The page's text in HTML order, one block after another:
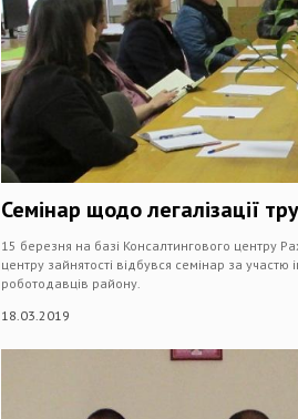
Семінар щодо легалізації
15 березня на базі Консалтингового центру
центру зайнятості відбувся семінар за участю
роботодавців району.
18.03.2019